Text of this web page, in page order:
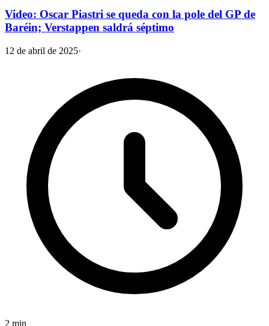
Video: Oscar Piastri se queda con la pole del GP de
Baréin; Verstappen saldrá séptimo
12 de abril de 2025·
2 min